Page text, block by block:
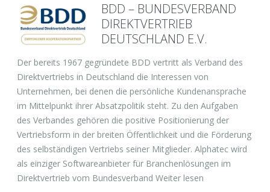
BDD – BUNDESVERBAND
DIREKTVERTRIEB
DEUTSCHLAND E.V.
Der bereits 1967 gegründete BDD vertritt als Verband des
Direktvertriebs in Deutschland die Interessen von
Unternehmen, bei denen die persönliche Kundenansprache
im Mittelpunkt ihrer Absatzpolitik steht. Zu den Aufgaben
des Verbandes gehören die positive Positionierung der
Vertriebsform in der breiten Öffentlichkeit und die Förderung
des selbständigen Vertriebs seiner Mitglieder. Alphatec wird
als einziger Softwareanbieter für Branchenlösungen im
Direktvertrieb vom Bundesverband Weiter lesen